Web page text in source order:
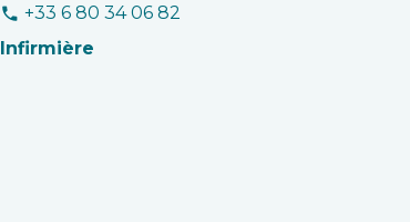
phone +33 6 80 34 06 82
Infirmière